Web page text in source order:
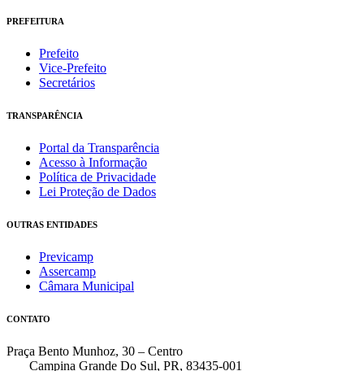
PREFEITURA
Prefeito
Vice-Prefeito
Secretários
TRANSPARÊNCIA
Portal da Transparência
Acesso à Informação
Política de Privacidade
Lei Proteção de Dados
OUTRAS ENTIDADES
Previcamp
Assercamp
Câmara Municipal
CONTATO
Praça Bento Munhoz, 30 – Centro
Campina Grande Do Sul, PR, 83435-001